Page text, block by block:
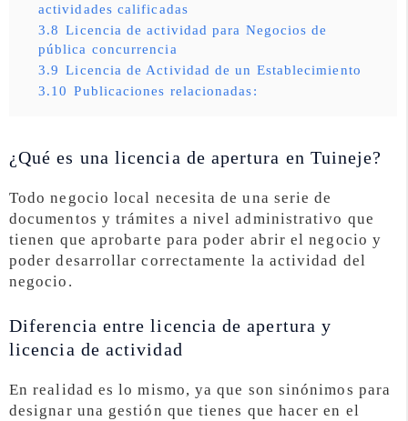
actividades calificadas
3.8 Licencia de actividad para Negocios de
pública concurrencia
3.9 Licencia de Actividad de un Establecimiento
3.10 Publicaciones relacionadas:
¿Qué es una licencia de apertura en Tuineje?
Todo negocio local necesita de una serie de
documentos y trámites a nivel administrativo que
tienen que aprobarte para poder abrir el negocio y
poder desarrollar correctamente la actividad del
negocio.
Diferencia entre licencia de apertura y
licencia de actividad
En realidad es lo mismo, ya que son sinónimos para
designar una gestión que tienes que hacer en el